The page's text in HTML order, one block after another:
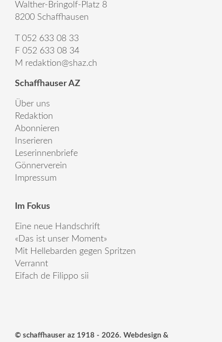
Walther-Bringolf-Platz 8
8200 Schaffhausen
T 052 633 08 33
F 052 633 08 34
M redaktion@shaz.ch
Schaffhauser AZ
Über uns
Redaktion
Abonnieren
Inserieren
Leserinnenbriefe
Gönnerverein
Impressum
Im Fokus
Eine neue Handschrift
«Das ist unser Moment»
Mit Hellebarden gegen Spritzen
Verrannt
Eifach de Filippo sii
© schaffhauser az 1918 - 2026. Webdesign &